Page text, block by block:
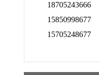
18705243666
15850998677
15705248677